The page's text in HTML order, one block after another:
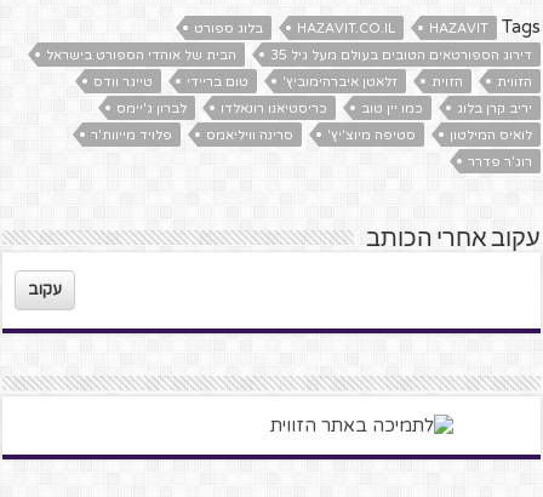
Tags
HAZAVIT
HAZAVIT.CO.IL
בלוג ספורט
דירוג הספורטאים הטובים בעולם מעל גיל 35
הבית של אוהדי הספורט בישראל
הזווית
הזוית זלאטן איברהימוביץ' טום בריידי
טייגר וודס
יריב קרן בלוג
כמו יין טוב כריסטיאנו רונאלדו
לברון ג'יימס
לואיס המילטון
סטיפה מיוצ'יץ' סרינה וויליאמס
פלויד מייוות'ר
רוג'ר פדרר
עקוב אחרי הכותב
עקוב